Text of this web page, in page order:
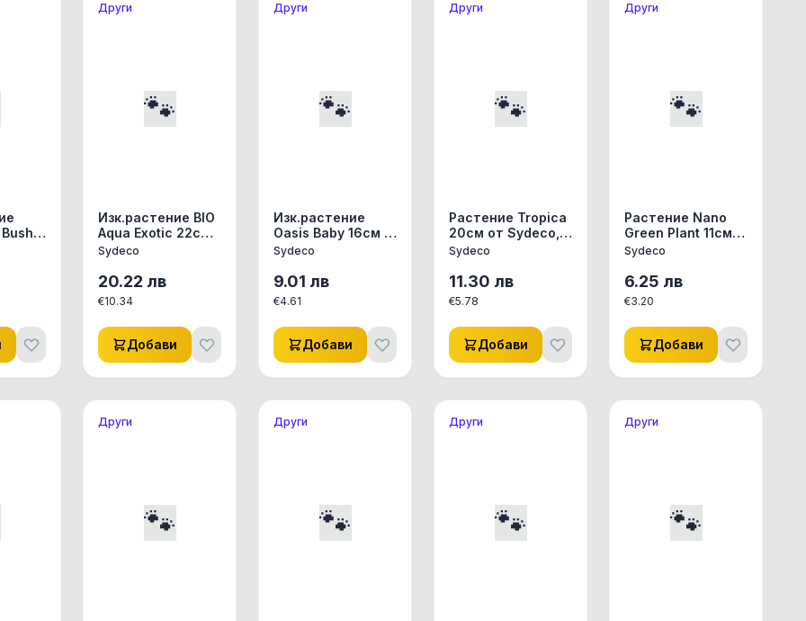
Други
🐾
Изк.растение BIO
Aqua Exotic 22см -
385011
Sydeco
20.22 лв
€10.34
Добави
Други
🐾
Изк.растение
Oasis Baby 16см -
380061
Sydeco
9.01 лв
€4.61
Добави
Други
🐾
Растение Tropica
20см от Sydeco,
Франция
Sydeco
11.30 лв
€5.78
Добави
Други
🐾
Растение Nano
Green Plant 11см
от Sydeco,
Sydeco
6.25 лв
€3.20
Добави
Други
🐾
Други
🐾
Други
🐾
Други
🐾